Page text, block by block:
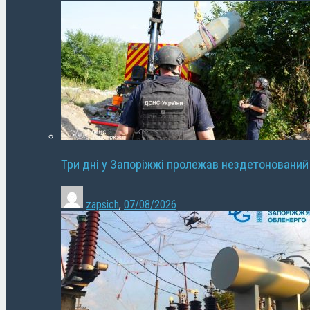
Три дні у Запоріжжі пролежав
zapsich, 07/08/2026